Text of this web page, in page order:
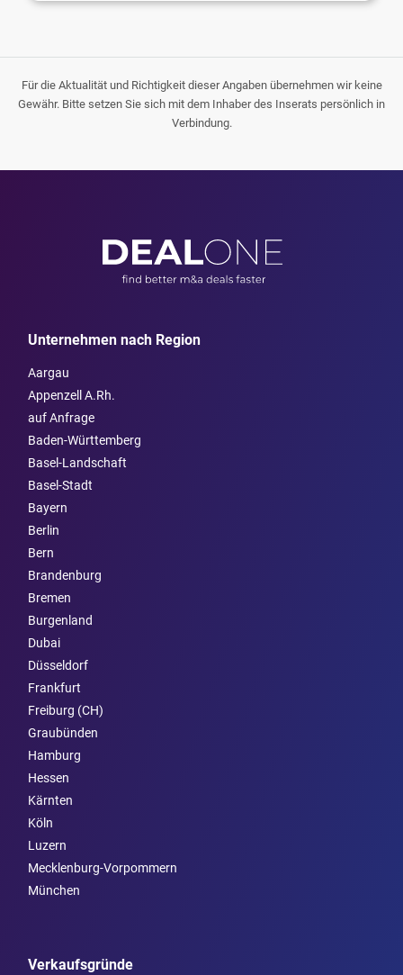
Für die Aktualität und Richtigkeit dieser Angaben übernehmen wir keine
Gewähr. Bitte setzen Sie sich mit dem Inhaber des Inserats persönlich in
Verbindung.
Unternehmen nach Region
Aargau
Appenzell A.Rh.
auf Anfrage
Baden-Württemberg
Basel-Landschaft
Basel-Stadt
Bayern
Berlin
Bern
Brandenburg
Bremen
Burgen­land
Dubai
Düsseldorf
Frankfurt
Freiburg (CH)
Graubünden
Hamburg
Hessen
Kärnten
Köln
Luzern
Mecklenburg-Vorpommern
München
Verkaufsgründe